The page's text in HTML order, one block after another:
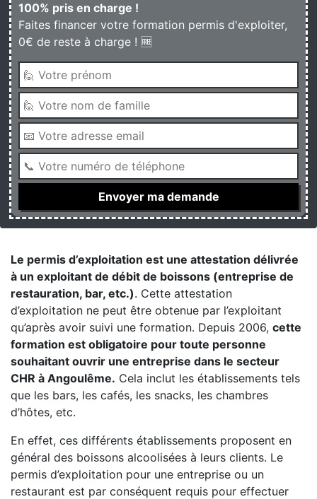
100% pris en charge !
Faites financer votre formation permis d'exploiter,
0€ de reste à charge ! 🆓
Le permis d’exploitation est une attestation délivrée
à un exploitant de débit de boissons (entreprise de
restauration, bar, etc.). Cette attestation
d’exploitation ne peut être obtenue par l’exploitant
qu’après avoir suivi une formation. Depuis 2006, cette
formation est obligatoire pour toute personne
souhaitant ouvrir une entreprise dans le secteur
CHR à Angoulême. Cela inclut les établissements tels
que les bars, les cafés, les snacks, les chambres
d’hôtes, etc.
En effet, ces différents établissements proposent en
général des boissons alcoolisées à leurs clients. Le
permis d’exploitation pour une entreprise ou un
restaurant est par conséquent requis pour effectuer